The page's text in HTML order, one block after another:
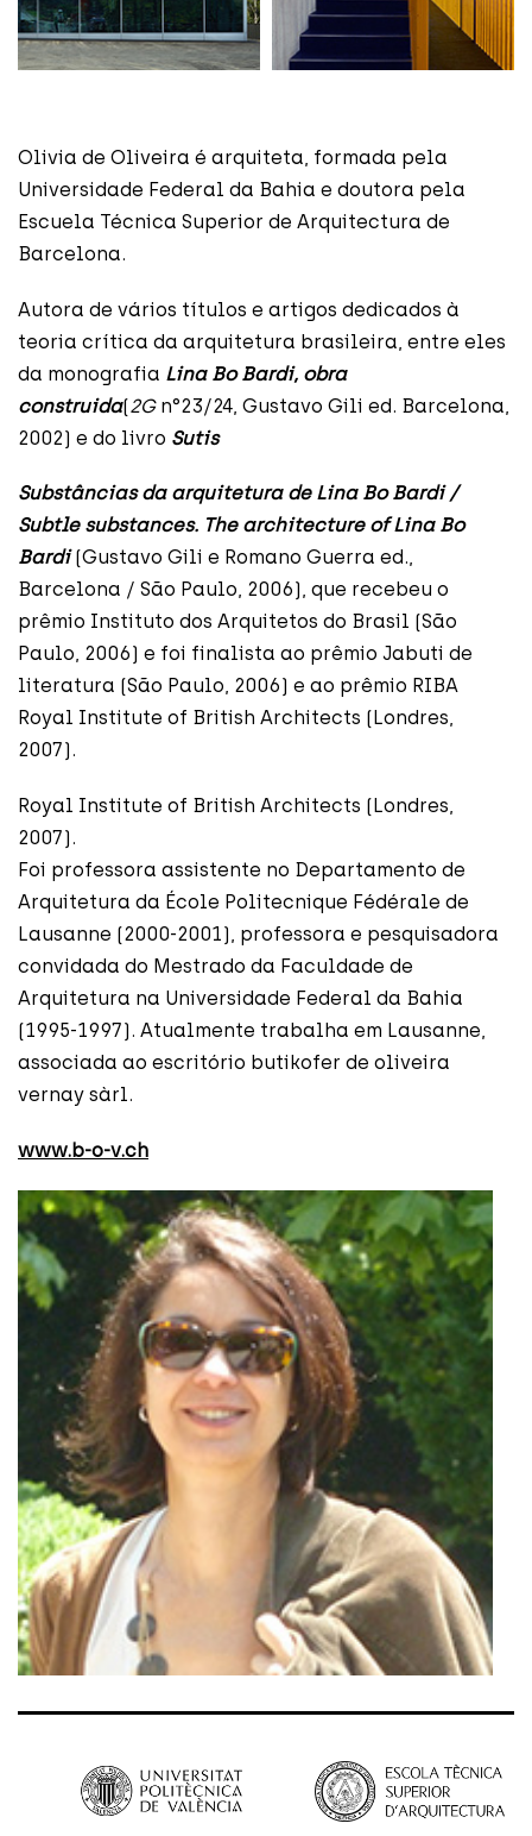
Olivia de Oliveira é arquiteta, formada pela
Universidade Federal da Bahia e doutora pela
Escuela Técnica Superior de Arquitectura de
Barcelona.
Autora de vários títulos e artigos dedicados à
teoria crítica da arquitetura brasileira, entre eles
da monografia Lina Bo Bardi, obra
construida(2Gn°23/24, Gustavo Gili ed. Barcelona,
2002) e do livro Sutis
Substâncias da arquitetura de Lina Bo Bardi /
Subtle substances. The architecture of Lina Bo
Bardi(Gustavo Gili e Romano Guerra ed.,
Barcelona / São Paulo, 2006), que recebeu o
prêmio Instituto dos Arquitetos do Brasil (São
Paulo, 2006) e foi finalista ao prêmio Jabuti de
literatura (São Paulo, 2006) e ao prêmio RIBA
Royal Institute of British Architects (Londres,
2007).
Royal Institute of British Architects (Londres,
2007).
Foi professora assistente no Departamento de
Arquitetura da École Politecnique Fédérale de
Lausanne (2000-2001), professora e pesquisadora
convidada do Mestrado da Faculdade de
Arquitetura na Universidade Federal da Bahia
(1995-1997). Atualmente trabalha em Lausanne,
associada ao escritório butikofer de oliveira
vernay sàrl.
www.b-o-v.ch